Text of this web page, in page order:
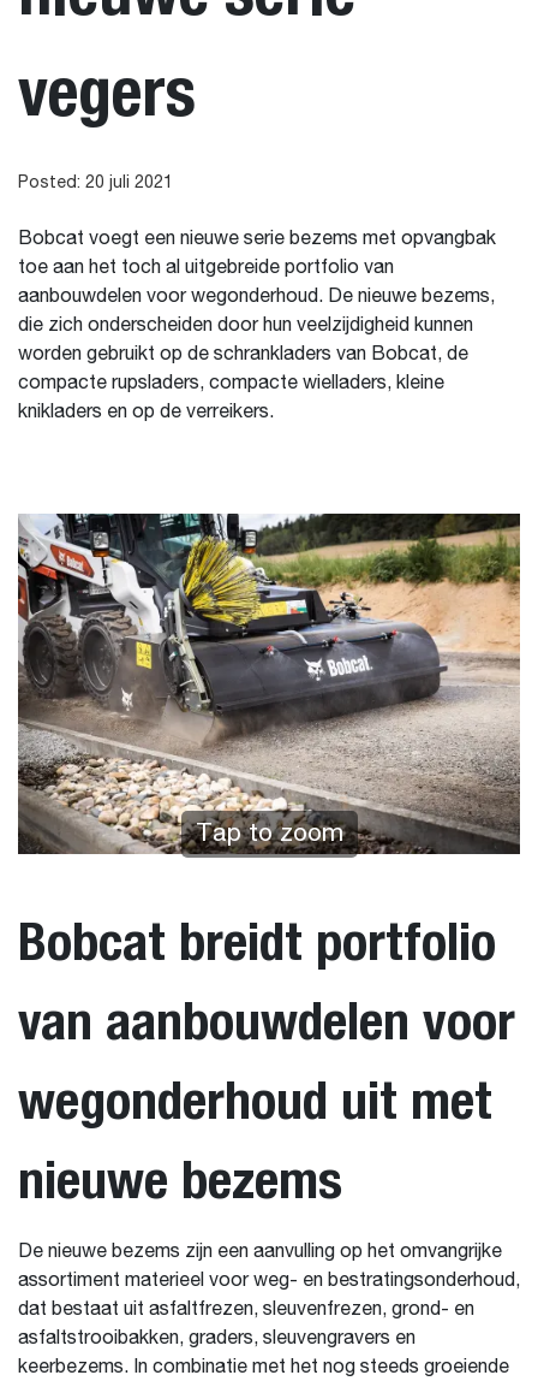
vegers
Posted: 20 juli 2021
Bobcat voegt een nieuwe serie bezems met opvangbak
toe aan het toch al uitgebreide portfolio van
aanbouwdelen voor wegonderhoud. De nieuwe bezems,
die zich onderscheiden door hun veelzijdigheid kunnen
worden gebruikt op de schrankladers van Bobcat, de
compacte rupsladers, compacte wielladers, kleine
knikladers en op de verreikers.
Tap to zoom
Bobcat breidt portfolio
van aanbouwdelen voor
wegonderhoud uit met
nieuwe bezems
De nieuwe bezems zijn een aanvulling op het omvangrijke
assortiment materieel voor weg- en bestratingsonderhoud,
dat bestaat uit asfaltfrezen, sleuvenfrezen, grond- en
asfaltstrooibakken, graders, sleuvengravers en
keerbezems. In combinatie met het nog steeds groeiende